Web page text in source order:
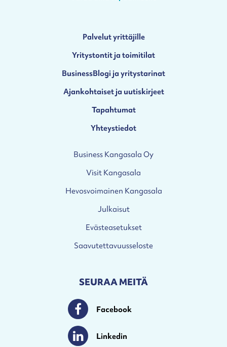
Palvelut yrittäjille
Yritystontit ja toimitilat
BusinessBlogi ja yritystarinat
Ajankohtaiset ja uutiskirjeet
Tapahtumat
Yhteystiedot
Business Kangasala Oy
Visit Kangasala
Hevosvoimainen Kangasala
Julkaisut
Evästeasetukset
Saavutettavuusseloste
SEURAA MEITÄ
FacebookFacebook
LinkedinLinkedin